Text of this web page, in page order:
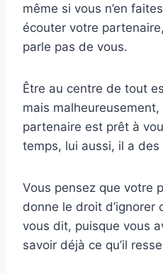
même si vous n’en
écouter votre
parle pas de vous.
Être au centre de tout
mais
partenaire est prêt à
temps, lui aussi, il a des
Vous pensez que votre
donne le droit d’ignorer
vous dit, puisque vous
savoir déjà ce qu’il